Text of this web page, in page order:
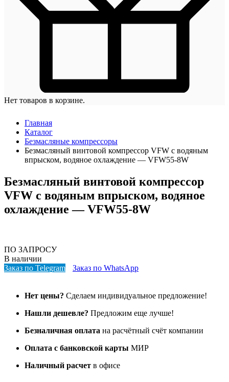
Нет товаров в корзине.
Главная
Каталог
Безмасляные компрессоры
Безмасляный винтовой компрессор VFW с водяным
впрыском, водяное охлаждение — VFW55-8W
Безмасляный винтовой компрессор
VFW с водяным впрыском, водяное
охлаждение — VFW55-8W
ПО ЗАПРОСУ
В наличии
Заказ по Telegram
Заказ по WhatsApp
Нет цены? Сделаем индивидуальное предложение!
Нашли дешевле? Предложим еще лучше!
Безналичная оплата на расчётный счёт компании
Оплата с банковской карты МИР
Наличный расчет в офисе